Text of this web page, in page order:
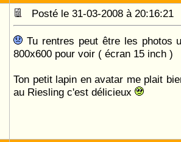
Posté le 31-03-2008 à
Tu rentres peut être les photos
800x600 pour voir ( écran 15 inch )
Ton petit lapin en avatar me plait
au Riesling c'est délicieux